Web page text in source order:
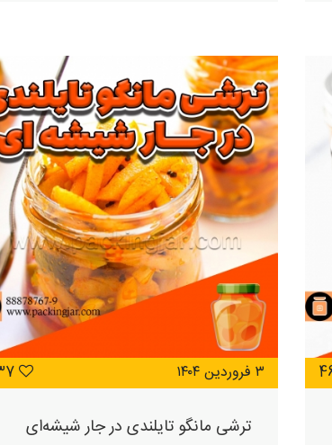
۳ فروردین ۱۴۰۴
ترشی مانگو تایلندی در جار شیشه‌ای